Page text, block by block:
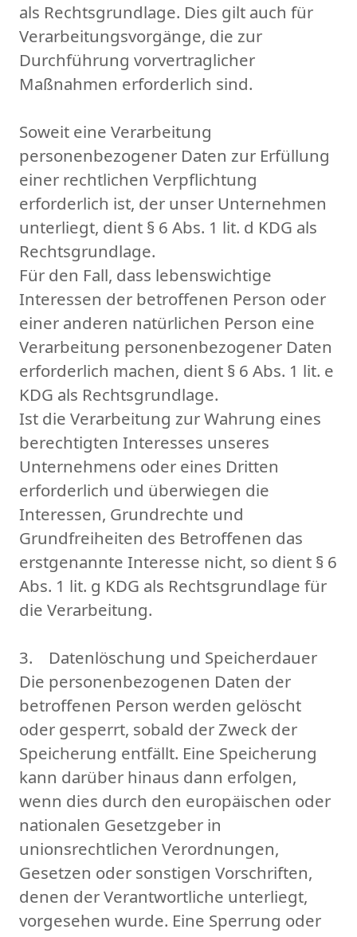
als Rechtsgrundlage. Dies gilt auch für
Verarbeitungsvorgänge, die zur
Durchführung vorvertraglicher
Maßnahmen erforderlich sind.
Soweit eine Verarbeitung
personenbezogener Daten zur Erfüllung
einer rechtlichen Verpflichtung
erforderlich ist, der unser Unternehmen
unterliegt, dient § 6 Abs. 1 lit. d KDG als
Rechtsgrundlage.
Für den Fall, dass lebenswichtige
Interessen der betroffenen Person oder
einer anderen natürlichen Person eine
Verarbeitung personenbezogener Daten
erforderlich machen, dient § 6 Abs. 1 lit. e
KDG als Rechtsgrundlage.
Ist die Verarbeitung zur Wahrung eines
berechtigten Interesses unseres
Unternehmens oder eines Dritten
erforderlich und überwiegen die
Interessen, Grundrechte und
Grundfreiheiten des Betroffenen das
erstgenannte Interesse nicht, so dient § 6
Abs. 1 lit. g KDG als Rechtsgrundlage für
die Verarbeitung.
3. Datenlöschung und Speicherdauer
Die personenbezogenen Daten der
betroffenen Person werden gelöscht
oder gesperrt, sobald der Zweck der
Speicherung entfällt. Eine Speicherung
kann darüber hinaus dann erfolgen,
wenn dies durch den europäischen oder
nationalen Gesetzgeber in
unionsrechtlichen Verordnungen,
Gesetzen oder sonstigen Vorschriften,
denen der Verantwortliche unterliegt,
vorgesehen wurde. Eine Sperrung oder